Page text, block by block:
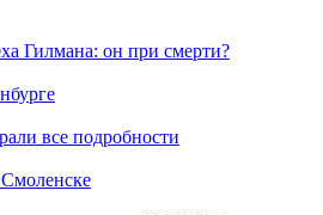
Гилмана: он при смерти?
все подробности